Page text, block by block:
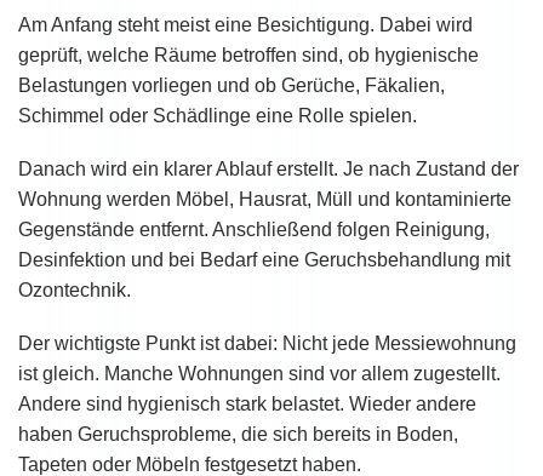
Am Anfang steht meist eine Besichtigung. Dabei wird
geprüft, welche Räume betroffen sind, ob hygienische
Belastungen vorliegen und ob Gerüche, Fäkalien,
Schimmel oder Schädlinge eine Rolle spielen.
Danach wird ein klarer Ablauf erstellt. Je nach Zustand der
Wohnung werden Möbel, Hausrat, Müll und kontaminierte
Gegenstände entfernt. Anschließend folgen Reinigung,
Desinfektion und bei Bedarf eine Geruchsbehandlung mit
Ozontechnik.
Der wichtigste Punkt ist dabei: Nicht jede Messiewohnung
ist gleich. Manche Wohnungen sind vor allem zugestellt.
Andere sind hygienisch stark belastet. Wieder andere
haben Geruchsprobleme, die sich bereits in Boden,
Tapeten oder Möbeln festgesetzt haben.